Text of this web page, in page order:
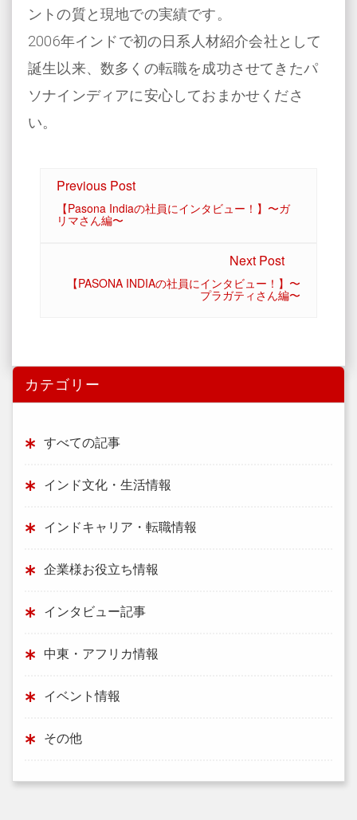
ントの質と現地での実績です。
2006年インドで初の日系人材紹介会社として
誕生以来、数多くの転職を成功させてきたパ
ソナインディアに安心しておまかせくださ
い。
Previous Post
【Pasona Indiaの社員にインタビュー！】〜ガ
リマさん編〜
Next Post
【PASONA INDIAの社員にインタビュー！】〜
プラガティさん編〜
カテゴリー
すべての記事
インド文化・生活情報
インドキャリア・転職情報
企業様お役立ち情報
インタビュー記事
中東・アフリカ情報
イベント情報
その他